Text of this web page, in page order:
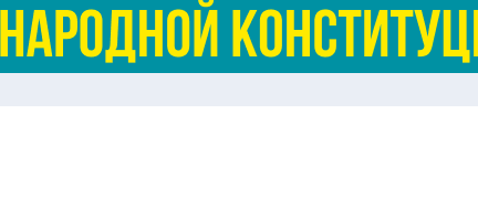
Новости столицы
Социум
Спорт